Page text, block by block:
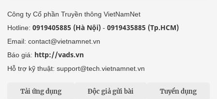
Công ty Cổ phần Truyền thông VietNamNet
Hotline: 0919405885 (Hà Nội) - 0919435885 (Tp.HCM)
Email: contact@vietnamnet.vn
Báo giá: http://vads.vn
Hỗ trợ kỹ thuật: support@tech.vietnamnet.vn
Tải ứng dụng Độc giả gửi bài Tuyển dụng